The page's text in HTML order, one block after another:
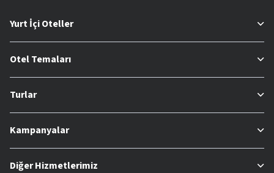
Yurt İçi Oteller
Otel Temaları
Turlar
Kampanyalar
Diğer Hizmetlerimiz